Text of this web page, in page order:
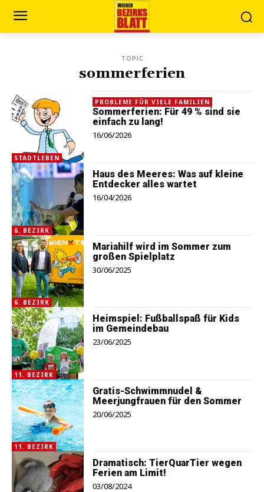
TOPIC
sommerferien
STADTLEBEN
PROBLEME FÜR VIELE FAMILIEN
Sommerferien: Für 49 % sind sie
einfach zu lang!
16/06/2026
6. BEZIRK
Haus des Meeres: Was auf kleine
Entdecker alles wartet
16/04/2026
6. BEZIRK
Mariahilf wird im Sommer zum
großen Spielplatz
30/06/2025
11. BEZIRK
Heimspiel: Fußballspaß für Kids
im Gemeindebau
23/06/2025
11. BEZIRK
Gratis-Schwimmnudel &
Meerjungfrauen für den Sommer
20/06/2025
Dramatisch: TierQuarTier wegen
Ferien am Limit!
03/08/2024